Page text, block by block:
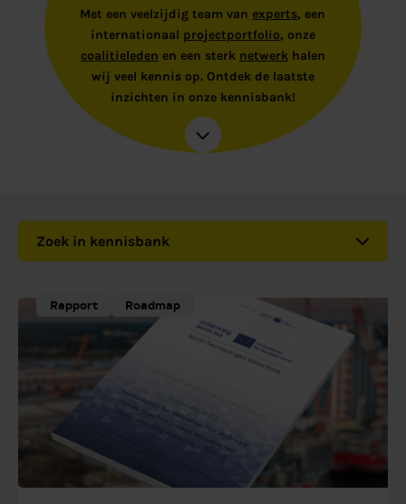
Met een veelzijdig team van experts, een
internationaal projectportfolio, onze
coalitieleden en een sterk netwerkhalen
wij veel kennis op. Ontdek de laatste
inzichten in onze kennisbank!
Zoek in kennisbank
Rapport Roadmap